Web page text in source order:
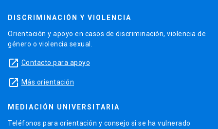
DISCRIMINACIÓN Y VIOLENCIA
Orientación y apoyo en casos de discriminación, violencia de
género o violencia sexual.
launch Contacto para apoyo
launch Más orientación
MEDIACIÓN UNIVERSITARIA
Teléfonos para orientación y consejo si se ha vulnerado